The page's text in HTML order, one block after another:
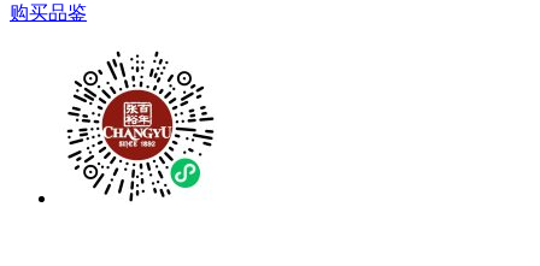
购买品鉴